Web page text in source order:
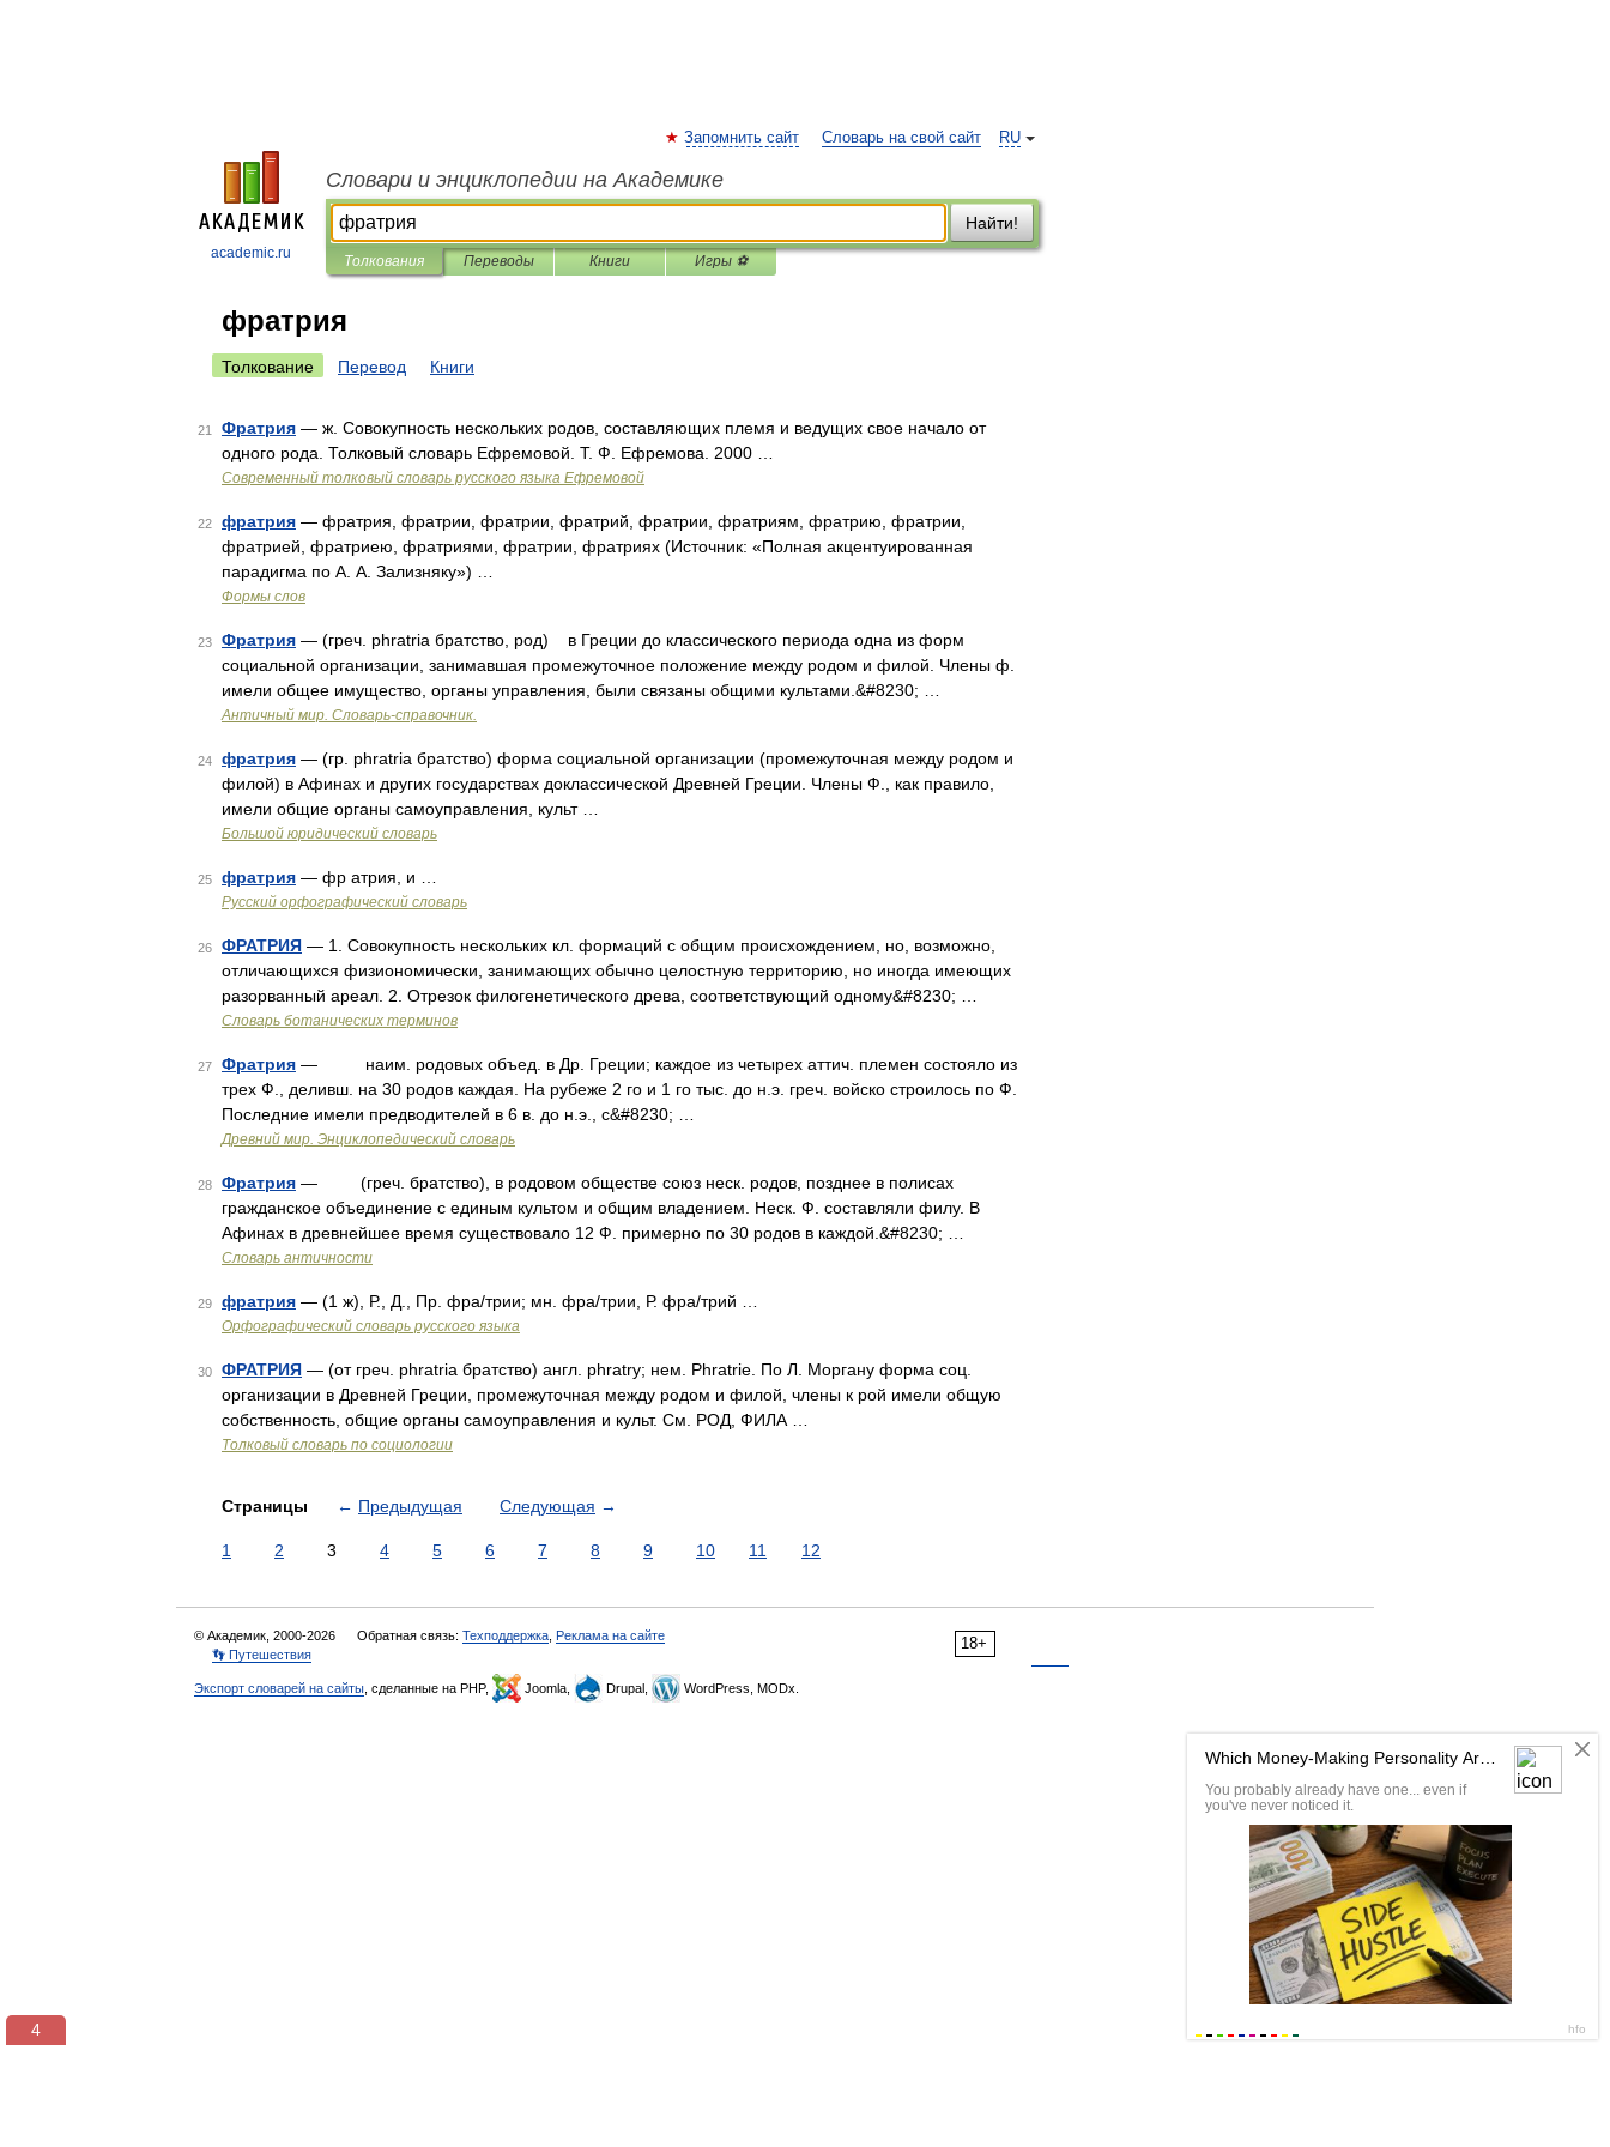
academic.ru
RU
Запомнить сайт Словарь на свой сайт
Словари и энциклопедии на Академике
Найти!
Толкования Переводы Книги Игры ⚽
фратрия
Толкование Перевод Книги
21 Фратрия — ж. Совокупность нескольких родов, составляющих племя и ведущих свое начало от
одного рода. Толковый словарь Ефремовой. Т. Ф. Ефремова. 2000 …
Современный толковый словарь русского языка Ефремовой
22 фратрия — фратрия, фратрии, фратрии, фратрий, фратрии, фратриям, фратрию, фратрии,
фратрией, фратриею, фратриями, фратрии, фратриях (Источник: «Полная акцентуированная
парадигма по А. А. Зализняку») …
Формы слов
23 Фратрия — (греч. phratria братство, род) в Греции до классического периода одна из форм
социальной организации, занимавшая промежуточное положение между родом и филой. Члены ф.
имели общее имущество, органы управления, были связаны общими культами.&#8230; …
Античный мир. Словарь-справочник.
24 фратрия — (гр. phratria братство) форма социальной организации (промежуточная между родом и
филой) в Афинах и других государствах доклассической Древней Греции. Члены Ф., как правило,
имели общие органы самоуправления, культ …
Большой юридический словарь
25 фратрия — фр атрия, и …
Русский орфографический словарь
26 ФРАТРИЯ — 1. Совокупность нескольких кл. формаций с общим происхождением, но, возможно,
отличающихся физиономически, занимающих обычно целостную территорию, но иногда имеющих
разорванный ареал. 2. Отрезок филогенетического древа, соответствующий одному&#8230; …
Словарь ботанических терминов
27 Фратрия — наим. родовых объед. в Др. Греции; каждое из четырех аттич. племен состояло из
трех Ф., деливш. на 30 родов каждая. На рубеже 2 го и 1 го тыс. до н.э. греч. войско строилось по Ф.
Последние имели предводителей в 6 в. до н.э., с&#8230; …
Древний мир. Энциклопедический словарь
28 Фратрия — (греч. братство), в родовом обществе союз неск. родов, позднее в полисах
гражданское объединение с единым культом и общим владением. Неск. Ф. составляли филу. В
Афинах в древнейшее время существовало 12 Ф. примерно по 30 родов в каждой.&#8230; …
Словарь античности
29 фратрия — (1 ж), Р., Д., Пр. фра/трии; мн. фра/трии, Р. фра/трий …
Орфографический словарь русского языка
30 ФРАТРИЯ — (от греч. phratria братство) англ. phratry; нем. Phratrie. По Л. Моргану форма соц.
организации в Древней Греции, промежуточная между родом и филой, члены к рой имели общую
собственность, общие органы самоуправления и культ. См. РОД, ФИЛА …
Толковый словарь по социологии
Страницы ← Предыдущая Следующая →
1 2 3 4 5 6 7 8 9 10 11 12
18+
© Академик, 2000-2026 Обратная связь: Техподдержка Реклама на сайте
👣 Путешествия
Экспорт словарей на сайты , сделанные на PHP, Joomla, Drupal, WordPress, MODx.
3